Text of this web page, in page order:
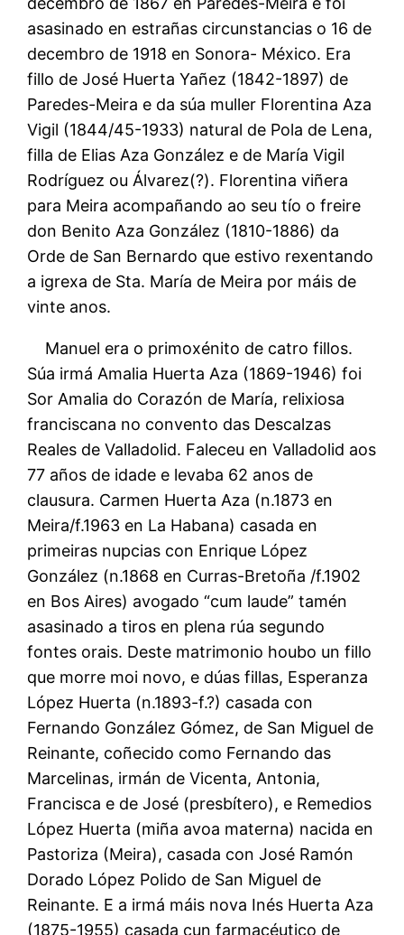
asasinado en estrañas circunstancias o 16 de
decembro de 1918 en Sonora- México. Era
fillo de José Huerta Yañez (1842-1897) de
Paredes-Meira e da súa muller Florentina Aza
Vigil (1844/45-1933) natural de Pola de Lena,
filla de Elias Aza González e de María Vigil
Rodríguez ou Álvarez(?). Florentina viñera
para Meira acompañando ao seu tío o freire
don Benito Aza González (1810-1886) da
Orde de San Bernardo que estivo rexentando
a igrexa de Sta. María de Meira por máis de
vinte anos.
Manuel era o primoxénito de catro fillos.
Súa irmá Amalia Huerta Aza (1869-1946) foi
Sor Amalia do Corazón de María, relixiosa
franciscana no convento das Descalzas
Reales de Valladolid. Faleceu en Valladolid aos
77 años de idade e levaba 62 anos de
clausura. Carmen Huerta Aza (n.1873 en
Meira/f.1963 en La Habana) casada en
primeiras nupcias con Enrique López
González (n.1868 en Curras-Bretoña /f.1902
en Bos Aires) avogado “cum laude” tamén
asasinado a tiros en plena rúa segundo
fontes orais. Deste matrimonio houbo un fillo
que morre moi novo, e dúas fillas, Esperanza
López Huerta (n.1893-f.?) casada con
Fernando González Gómez, de San Miguel de
Reinante, coñecido como Fernando das
Marcelinas, irmán de Vicenta, Antonia,
Francisca e de José (presbítero), e Remedios
López Huerta (miña avoa materna) nacida en
Pastoriza (Meira), casada con José Ramón
Dorado López Polido de San Miguel de
Reinante. E a irmá máis nova Inés Huerta Aza
(1875-1955) casada cun farmacéutico de